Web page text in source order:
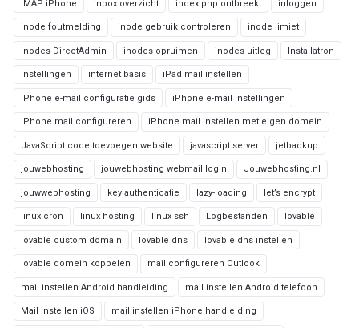
IMAP iPhone inbox overzicht index.php ontbreekt inloggen
inode foutmelding inode gebruik controleren inode limiet
inodes DirectAdmin inodes opruimen inodes uitleg Installatron
instellingen internet basis iPad mail instellen
iPhone e-mail configuratie gids iPhone e-mail instellingen
iPhone mail configureren iPhone mail instellen met eigen domein
JavaScript code toevoegen website javascript server jetbackup
jouwebhosting jouwebhosting webmail login Jouwebhosting.nl
jouwwebhosting key authenticatie lazy-loading let’s encrypt
linux cron linux hosting linux ssh Logbestanden lovable
lovable custom domain lovable dns lovable dns instellen
lovable domein koppelen mail configureren Outlook
mail instellen Android handleiding mail instellen Android telefoon
Mail instellen iOS mail instellen iPhone handleiding